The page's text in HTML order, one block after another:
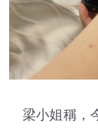
梁小姐稱，